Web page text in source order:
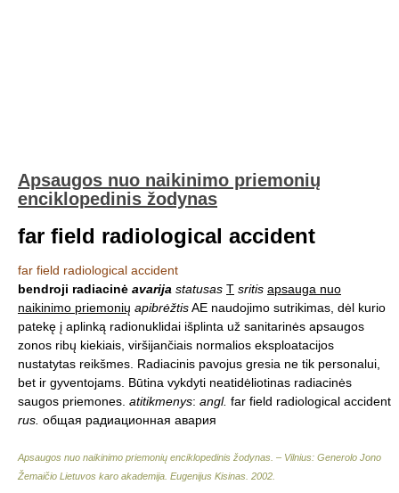
Apsaugos nuo naikinimo priemonių
enciklopedinis žodynas
far field radiological accident
far field radiological accident
bendroji radiacinė avarija statusas T sritis apsauga nuo
naikinimo priemonių apibrėžtisAE naudojimo sutrikimas, dėl kurio
patekę į aplinką radionuklidai išplinta už sanitarinės apsaugos
zonos ribų kiekiais, viršijančiais normalios eksploatacijos
nustatytas reikšmes. Radiacinis pavojus gresia ne tik personalui,
bet ir gyventojams. Būtina vykdyti neatidėliotinas radiacinės
saugos priemones. atitikmenys: angl. far field radiological accident
rus. общая радиационная авария
Apsaugos nuo naikinimo priemonių enciklopedinis žodynas. – Vilnius: Generolo Jono
Žemaičio Lietuvos karo akademija Eugenijus Kisinas 2002